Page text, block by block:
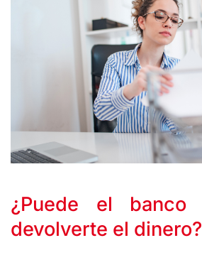
¿Puede el banco
devolverte el dinero?